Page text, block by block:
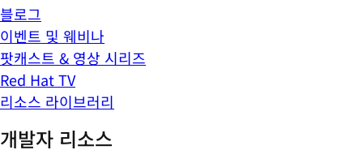
블로그
이벤트 및 웨비나
팟캐스트 & 영상 시리즈
Red Hat TV
리소스 라이브러리
개발자 리소스